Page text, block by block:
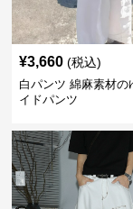
¥3,660 (税込)
白パンツ 綿麻素材の
イドパンツ